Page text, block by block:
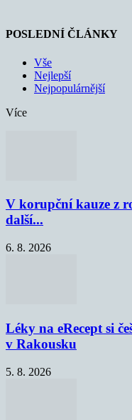
POSLEDNÍ ČLÁNKY
Vše
Nejlepší
Nejpopulárnější
Více
V korupční kauze z
další...
6. 8. 2026
Léky na eRecept si
v Rakousku
5. 8. 2026